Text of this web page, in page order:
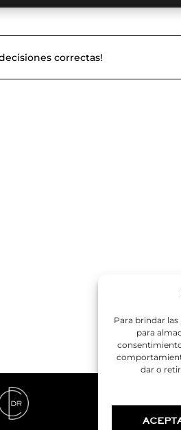
Para brindar
para
dar o
correctas!